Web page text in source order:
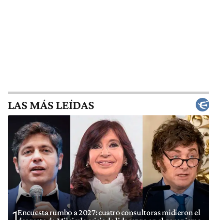
LAS MÁS LEÍDAS
Encuesta rumbo a 2027: cuatro consultoras midieron el